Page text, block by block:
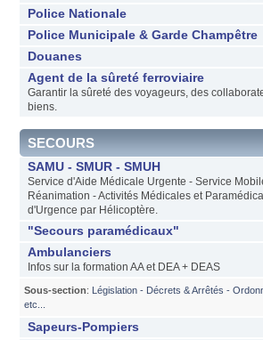
Police Nationale
Police Municipale & Garde Champêtre
Douanes
Agent de la sûreté ferroviaire
Garantir la sûreté des voyageurs, des
biens.
SECOURS
SAMU - SMUR - SMUH
Service d'Aide Médicale Urgente - Service
Réanimation - Activités Médicales et
d'Urgence par Hélicoptère.
"Secours paramédicaux"
Ambulanciers
Infos sur la formation AA et DEA + DEAS
Sous-section: Législation - Décrets & Arrêtés -
etc...
Sapeurs-Pompiers